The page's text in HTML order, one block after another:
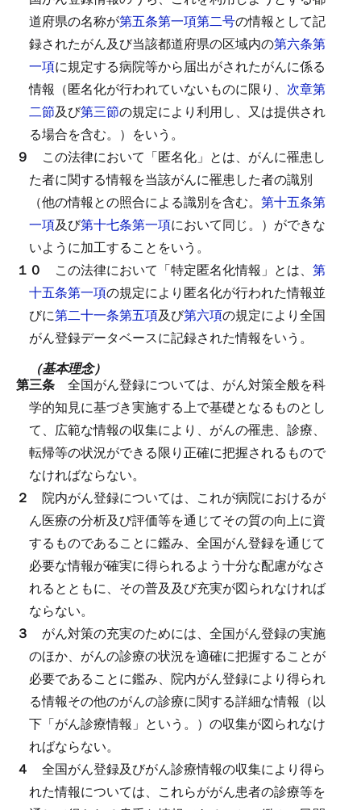
道府県の名称が第五条第一項第二号の情報として記
録されたがん及び当該都道府県の区域内の第六条第
一項に規定する病院等から届出がされたがんに係る
情報（匿名化が行われていないものに限り、 次章第
二節及び第三節の規定により利用し、又は提供され
る場合を含む。）をいう。
９ この法律において「匿名化」とは、がんに罹患し
た者に関する情報を当該がんに罹患した者の識別
（他の情報との照合による識別を含む。 第十五条第
一項及び第十七条第一項において同じ。）ができな
いように加工することをいう。
１０ この法律において「特定匿名化情報」とは、 第
十五条第一項の規定により匿名化が行われた情報並
びに第二十一条第五項及び第六項の規定により全国
がん登録データベースに記録された情報をいう。
（基本理念）
第三条 全国がん登録については、がん対策全般を科
学的知見に基づき実施する上で基礎となるものとし
て、広範な情報の収集により、がんの罹患、診療、
転帰等の状況ができる限り正確に把握されるもので
なければならない。
２ 院内がん登録については、これが病院におけるが
ん医療の分析及び評価等を通じてその質の向上に資
するものであることに鑑み、全国がん登録を通じて
必要な情報が確実に得られるよう十分な配慮がなさ
れるとともに、その普及及び充実が図られなければ
ならない。
３ がん対策の充実のためには、全国がん登録の実施
のほか、がんの診療の状況を適確に把握することが
必要であることに鑑み、院内がん登録により得られ
る情報その他のがんの診療に関する詳細な情報（以
下「がん診療情報」という。）の収集が図られなけ
ればならない。
４ 全国がん登録及びがん診療情報の収集により得ら
れた情報については、これらががん患者の診療等を